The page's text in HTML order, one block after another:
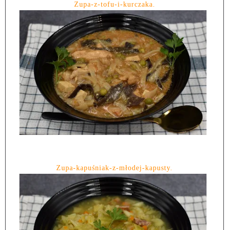
Zupa-z-tofu-i-kurczaka.
Zupa-kapuśniak-z-młodej-kapusty.